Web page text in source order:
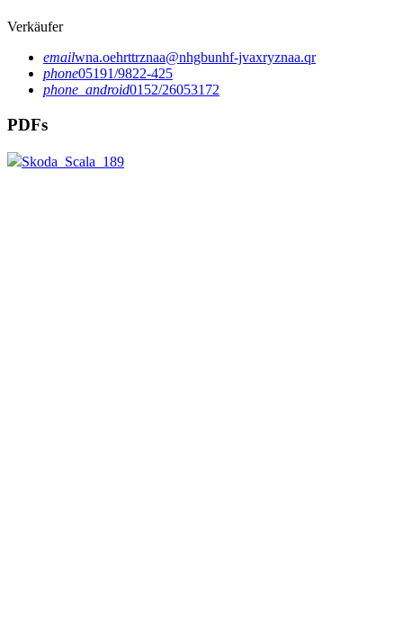
Verkäufer
emailwna.oehrttrznaa@nhgbunhf-jvaxryznaa.qr
phone05191/9822-425
phone_android0152/26053172
PDFs
Skoda_Scala_189